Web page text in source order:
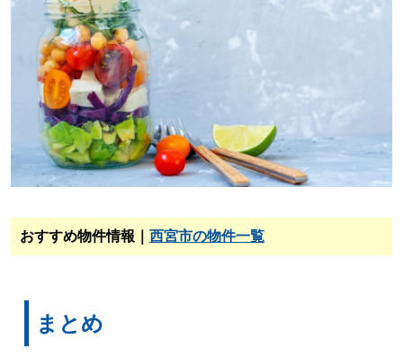
おすすめ物件情報｜ 西宮市の物件一覧
まとめ